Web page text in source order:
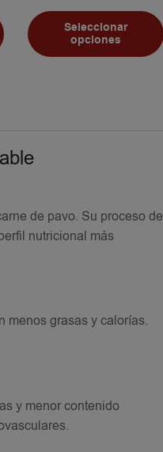
Seleccionar
opciones
de pavo. Su proceso de
nutricional más
menos grasas y calorías.
y menor contenido